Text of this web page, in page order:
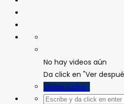
No hay videos aún
Da click en "Ver
Verlos todos